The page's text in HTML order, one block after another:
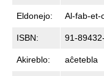
Eldonejo: Al-fab-et-
ISBN: 91-
Akireblo: aĉetebla